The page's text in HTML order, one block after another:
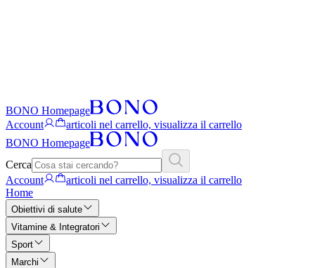
BONO Homepage
Account
articoli nel carrello, visualizza il carrello
BONO Homepage
Cerca
Account
articoli nel carrello, visualizza il carrello
Home
Obiettivi di salute
Vitamine & Integratori
Sport
Marchi